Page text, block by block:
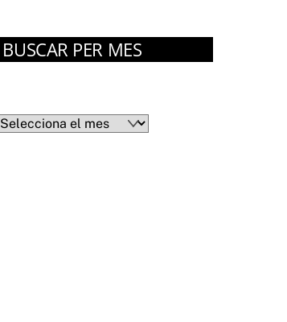
BUSCAR PER MES
Arxius